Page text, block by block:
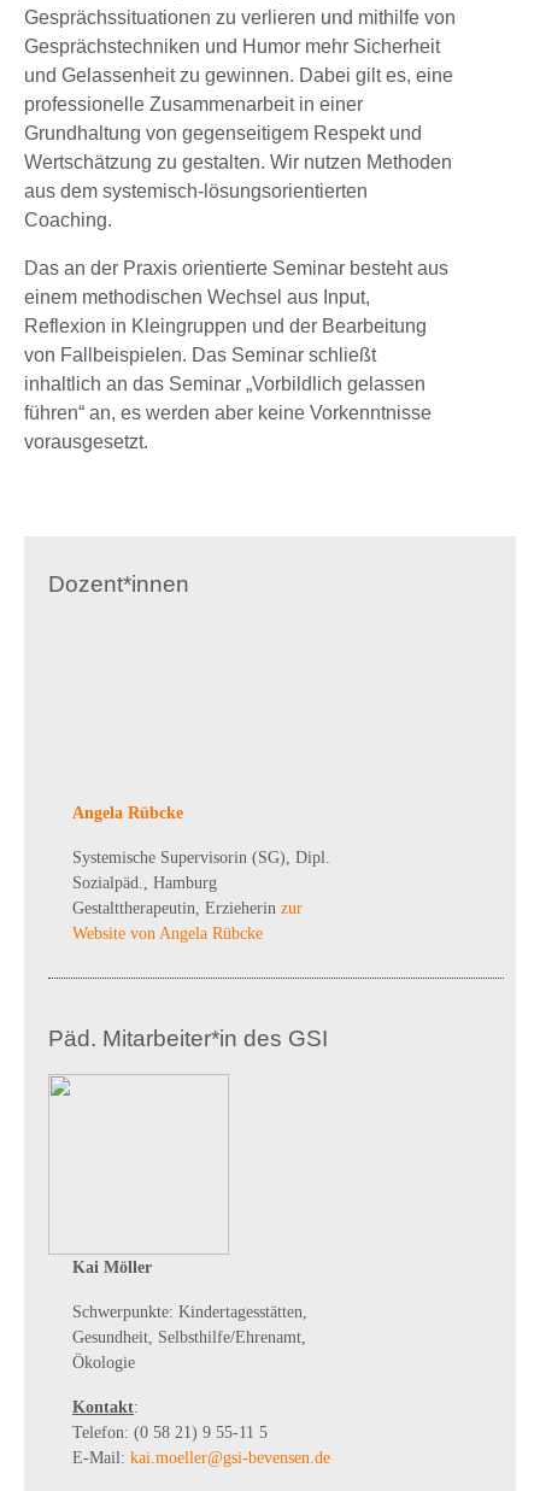
Gesprächssituationen zu verlieren und mithilfe von
Gesprächstechniken und Humor mehr Sicherheit
und Gelassenheit zu gewinnen. Dabei gilt es, eine
professionelle Zusammenarbeit in einer
Grundhaltung von gegenseitigem Respekt und
Wertschätzung zu gestalten. Wir nutzen Methoden
aus dem systemisch-lösungsorientierten
Coaching.
Das an der Praxis orientierte Seminar besteht aus
einem methodischen Wechsel aus Input,
Reflexion in Kleingruppen und der Bearbeitung
von Fallbeispielen. Das Seminar schließt
inhaltlich an das Seminar „Vorbildlich gelassen
führen“ an, es werden aber keine Vorkenntnisse
vorausgesetzt.
Dozent*innen
Angela Rübcke
Systemische Supervisorin (SG), Dipl.
Sozialpäd., Hamburg
Gestalttherapeutin, Erzieherin zur
Website von Angela Rübcke
Päd. Mitarbeiter*in des GSI
Kai Möller
Schwerpunkte: Kindertagesstätten,
Gesundheit, Selbsthilfe/Ehrenamt,
Ökologie
Kontakt:
Telefon: (0 58 21) 9 55-11 5
E-Mail: kai.moeller@gsi-bevensen.de